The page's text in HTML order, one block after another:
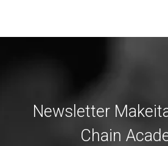
Newsletter
Chain